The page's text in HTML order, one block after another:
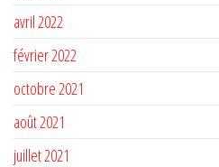
avril 2022
février 2022
octobre 2021
août 2021
juillet 2021